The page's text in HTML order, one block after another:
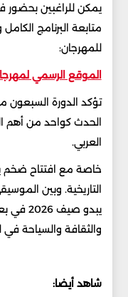
متابعة البرنامج
للمهرجان:
الموقع الرسمي
تؤكد الدورة السبعون
الحدث كواحد من أهم
العربي.
خاصة مع افتتاح ضخم
التاريخية. وبين
يبدو
والثقافة والسياحة في
شاهد أيضا: